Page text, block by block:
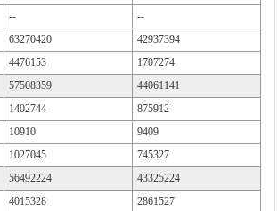
--
--
63270420
42937394
4476153
1707274
57508359
44061141
1402744
875912
10910
9409
1027045
745327
56492224
43325224
4015328
2861527